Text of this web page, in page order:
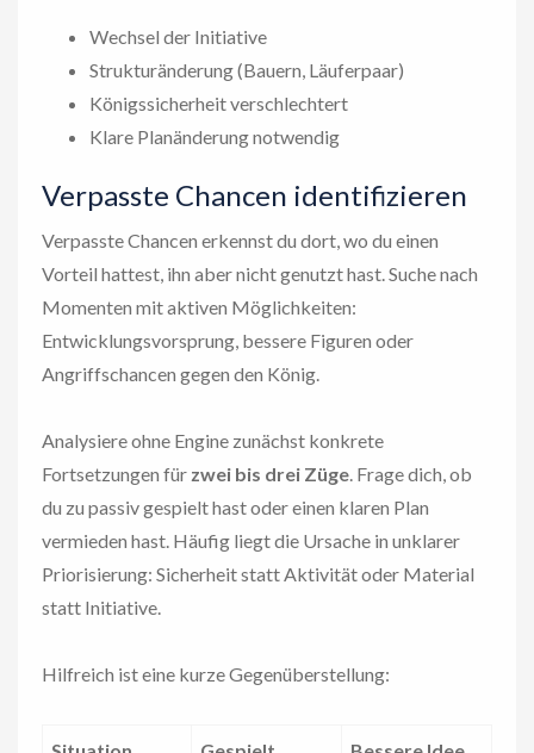
Wechsel der Initiative
Strukturänderung (Bauern, Läuferpaar)
Königssicherheit verschlechtert
Klare Planänderung notwendig
Verpasste Chancen identifizieren
Verpasste Chancen erkennst du dort, wo du einen
Vorteil hattest, ihn aber nicht genutzt hast. Suche nach
Momenten mit aktiven Möglichkeiten:
Entwicklungsvorsprung, bessere Figuren oder
Angriffschancen gegen den König.
Analysiere ohne Engine zunächst konkrete
Fortsetzungen für zwei bis drei Züge. Frage dich, ob
du zu passiv gespielt hast oder einen klaren Plan
vermieden hast. Häufig liegt die Ursache in unklarer
Priorisierung: Sicherheit statt Aktivität oder Material
statt Initiative.
Hilfreich ist eine kurze Gegenüberstellung: